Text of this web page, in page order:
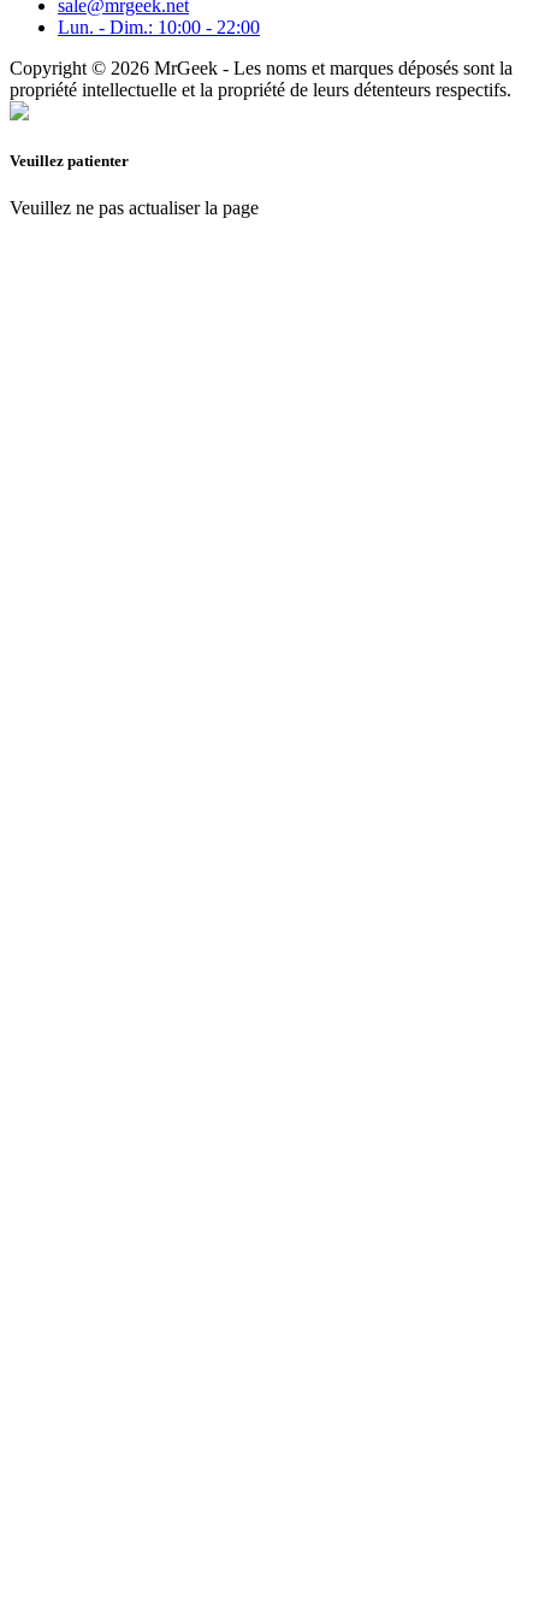
sale@mrgeek.net
Lun. - Dim.: 10:00 - 22:00
Copyright © 2026 MrGeek - Les noms et marques déposés sont la
propriété intellectuelle et la propriété de leurs détenteurs respectifs.
Veuillez patienter
Veuillez ne pas actualiser la page